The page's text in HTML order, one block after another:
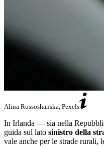
Alina Rossoshanska, Pexels
In Irlanda — sia nella
guida sul lato sinistro della
vale anche per le strade rurali,